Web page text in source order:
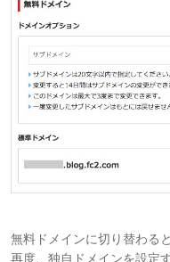
無料ドメインに切り替わる
再度、独自ドメインを設定